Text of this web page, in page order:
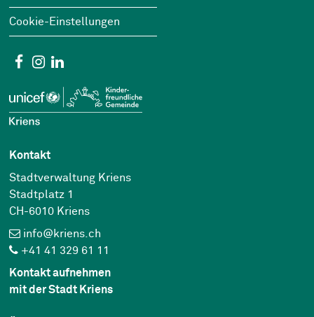
Cookie-Einstellungen
Social Media
Facebook
Instagram
Kontakt
Stadtverwaltung Kriens
Stadtplatz 1
CH-6010 Kriens
info@kriens.ch
+41 41 329 61 11
Kontakt aufnehmen
mit der Stadt Kriens